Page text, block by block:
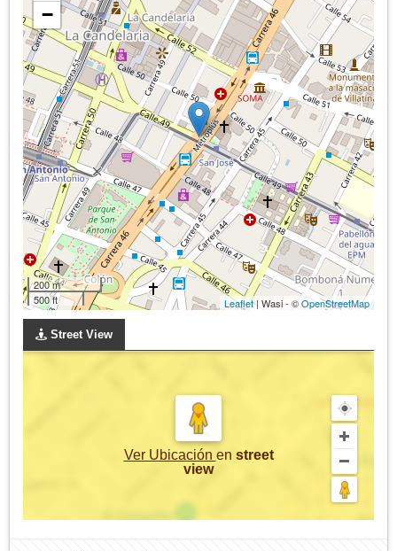
−
200 m
500 ft
Leaflet| Wasi - ©OpenStreetMap
Street View
Ver Ubicación en street
view